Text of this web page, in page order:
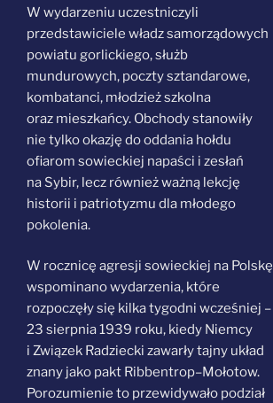
W wydarzeniu uczestniczyli
przedstawiciele władz samorządowych
powiatu gorlickiego, służb
mundurowych, poczty sztandarowe,
kombatanci, młodzież szkolna
oraz mieszkańcy. Obchody stanowiły
nie tylko okazję do oddania hołdu
ofiarom sowieckiej napaści i zesłań
na Sybir, lecz również ważną lekcję
historii i patriotyzmu dla młodego
pokolenia.
W rocznicę agresji sowieckiej na Polskę
wspominano wydarzenia, które
rozpoczęły się kilka tygodni wcześniej –
23 sierpnia 1939 roku, kiedy Niemcy
i Związek Radziecki zawarły tajny układ
znany jako pakt Ribbentrop–Mołotow.
Porozumienie to przewidywało podział